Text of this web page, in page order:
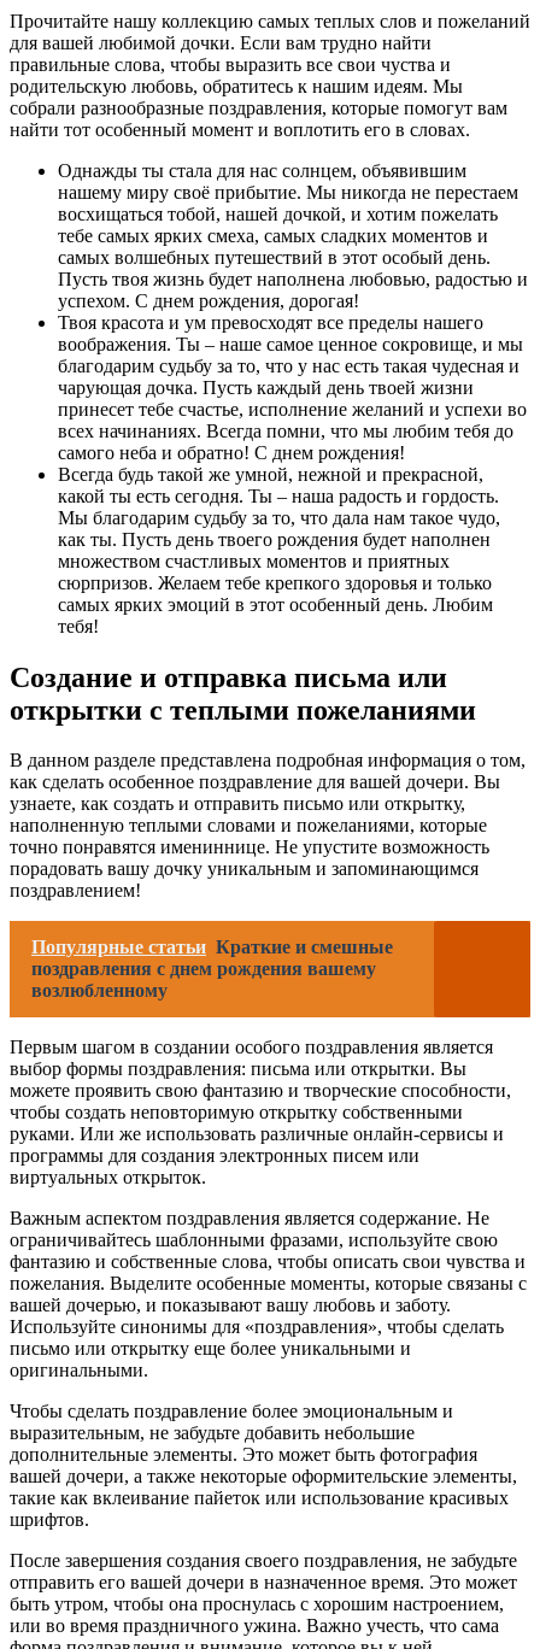
Прочитайте нашу коллекцию самых теплых слов и пожеланий
для вашей любимой дочки. Если вам трудно найти
правильные слова, чтобы выразить все свои чуства и
родительскую любовь, обратитесь к нашим идеям. Мы
собрали разнообразные поздравления, которые помогут вам
найти тот особенный момент и воплотить его в словах.
Однажды ты стала для нас солнцем, объявившим
нашему миру своё прибытие. Мы никогда не перестаем
восхищаться тобой, нашей дочкой, и хотим пожелать
тебе самых ярких смеха, самых сладких моментов и
самых волшебных путешествий в этот особый день.
Пусть твоя жизнь будет наполнена любовью, радостью и
успехом. С днем рождения, дорогая!
Твоя красота и ум превосходят все пределы нашего
воображения. Ты – наше самое ценное сокровище, и мы
благодарим судьбу за то, что у нас есть такая чудесная и
чарующая дочка. Пусть каждый день твоей жизни
принесет тебе счастье, исполнение желаний и успехи во
всех начинаниях. Всегда помни, что мы любим тебя до
самого неба и обратно! С днем рождения!
Всегда будь такой же умной, нежной и прекрасной,
какой ты есть сегодня. Ты – наша радость и гордость.
Мы благодарим судьбу за то, что дала нам такое чудо,
как ты. Пусть день твоего рождения будет наполнен
множеством счастливых моментов и приятных
сюрпризов. Желаем тебе крепкого здоровья и только
самых ярких эмоций в этот особенный день. Любим
тебя!
Создание и отправка письма или
открытки с теплыми пожеланиями
В данном разделе представлена подробная информация о том,
как сделать особенное поздравление для вашей дочери. Вы
узнаете, как создать и отправить письмо или открытку,
наполненную теплыми словами и пожеланиями, которые
точно понравятся имениннице. Не упустите возможность
порадовать вашу дочку уникальным и запоминающимся
поздравлением!
Популярные статьи Краткие и смешные
поздравления с днем рождения вашему
возлюбленному
Первым шагом в создании особого поздравления является
выбор формы поздравления: письма или открытки. Вы
можете проявить свою фантазию и творческие способности,
чтобы создать неповторимую открытку собственными
руками. Или же использовать различные онлайн-сервисы и
программы для создания электронных писем или
виртуальных открыток.
Важным аспектом поздравления является содержание. Не
ограничивайтесь шаблонными фразами, используйте свою
фантазию и собственные слова, чтобы описать свои чувства и
пожелания. Выделите особенные моменты, которые связаны с
вашей дочерью, и показывают вашу любовь и заботу.
Используйте синонимы для «поздравления», чтобы сделать
письмо или открытку еще более уникальными и
оригинальными.
Чтобы сделать поздравление более эмоциональным и
выразительным, не забудьте добавить небольшие
дополнительные элементы. Это может быть фотография
вашей дочери, а также некоторые оформительские элементы,
такие как вклеивание пайеток или использование красивых
шрифтов.
После завершения создания своего поздравления, не забудьте
отправить его вашей дочери в назначенное время. Это может
быть утром, чтобы она проснулась с хорошим настроением,
или во время праздничного ужина. Важно учесть, что сама